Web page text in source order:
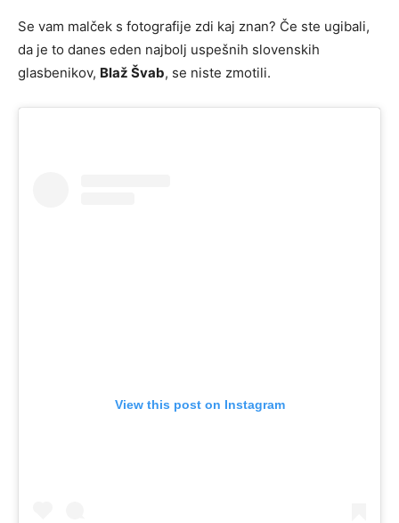
Se vam malček s fotografije zdi kaj znan? Če ste ugibali,
da je to danes eden najbolj uspešnih slovenskih
glasbenikov, Blaž Švab, se niste zmotili.
View this post on Instagram